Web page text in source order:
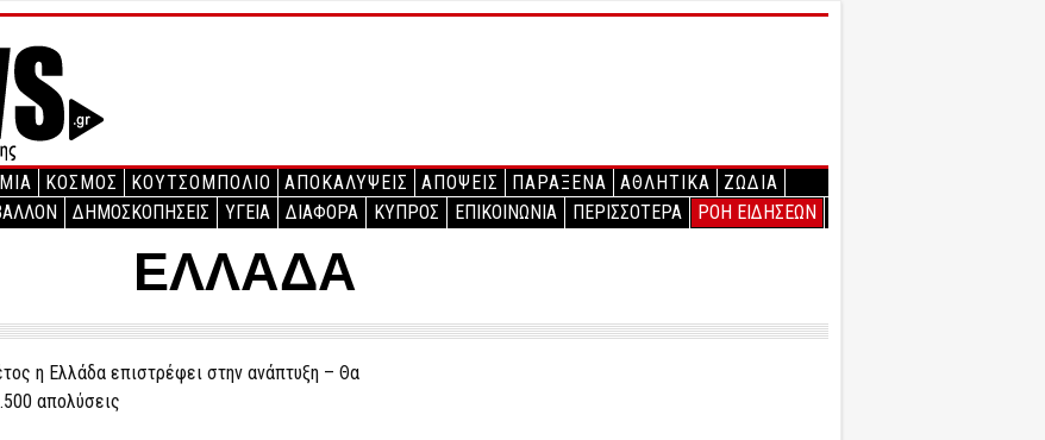
ΚΟΣΜΟΣ ΚΟΥΤΣΟΜΠΟΛΙΟ ΑΠΟΚΑΛΥΨΕΙΣ ΑΠΟΨΕΙΣ ΠΑΡΑΞΕΝΑ ΑΘΛΗΤΙΚΑ
ΖΩΔΙΑ
ΔΗΜΟΣΚΟΠΗΣΕΙΣ ΥΓΕΙΑ ΔΙΑΦΟΡΑ ΚΥΠΡΟΣ ΕΠΙΚΟΙΝΩΝΙΑ ΠΕΡΙΣΣΟΤΕΡΑ ΡΟΗ ΕΙΔΗΣΕΩΝ
ΕΛΛΑΔΑ